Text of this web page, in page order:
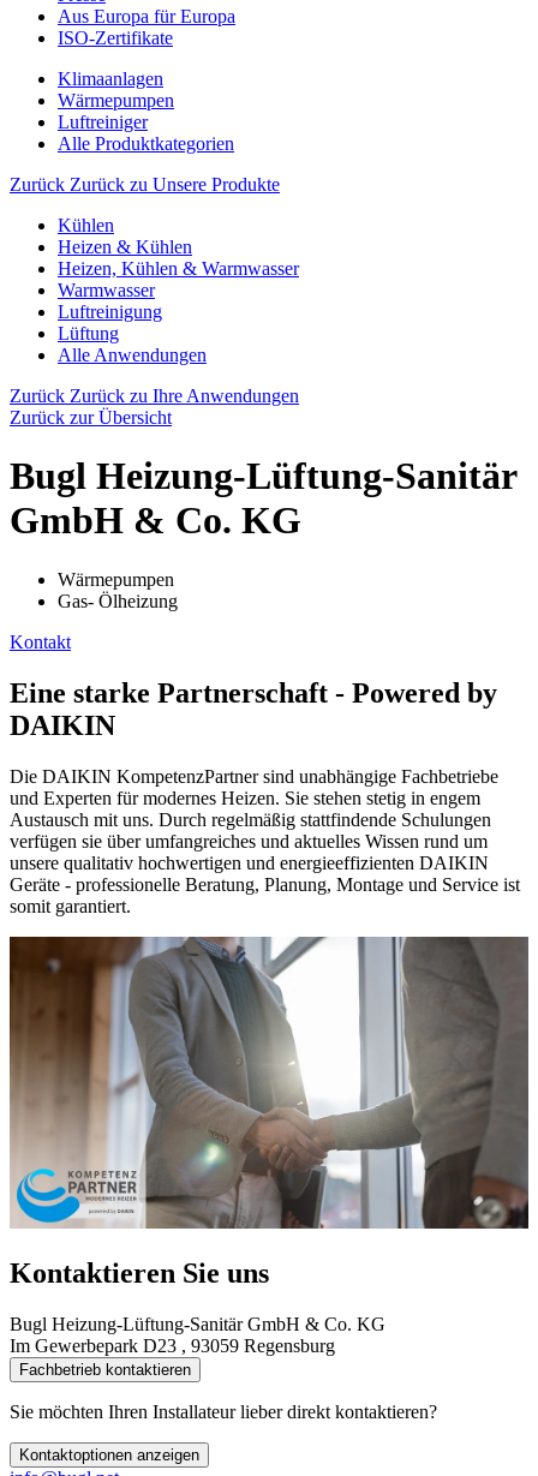
Aus Europa für Europa
ISO-Zertifikate
Klimaanlagen
Wärmepumpen
Luftreiniger
Alle Produktkategorien
Zurück Zurück zu Unsere Produkte
Kühlen
Heizen & Kühlen
Heizen, Kühlen & Warmwasser
Warmwasser
Luftreinigung
Lüftung
Alle Anwendungen
Zurück Zurück zu Ihre Anwendungen
Zurück zur Übersicht
Bugl Heizung-Lüftung-Sanitär
GmbH & Co. KG
Wärmepumpen
Gas- Ölheizung
Kontakt
Eine starke Partnerschaft - Powered by
DAIKIN
Die DAIKIN KompetenzPartner sind unabhängige Fachbetriebe
und Experten für modernes Heizen. Sie stehen stetig in engem
Austausch mit uns. Durch regelmäßig stattfindende Schulungen
verfügen sie über umfangreiches und aktuelles Wissen rund um
unsere qualitativ hochwertigen und energieeffizienten DAIKIN
Geräte - professionelle Beratung, Planung, Montage und Service ist
somit garantiert.
Kontaktieren Sie uns
Bugl Heizung-Lüftung-Sanitär GmbH & Co. KG
Im Gewerbepark D23 , 93059 Regensburg
Fachbetrieb kontaktieren
Sie möchten Ihren Installateur lieber direkt kontaktieren?
Kontaktoptionen anzeigen